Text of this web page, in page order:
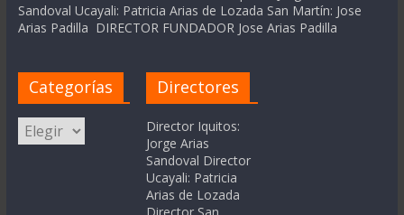
Sandoval Ucayali: Patricia Arias de Lozada San Martín: Jose
Arias Padilla DIRECTOR FUNDADOR Jose Arias Padilla
Categorías
Categorías
Directores
Director Iquitos:
Jorge Arias
Sandoval Director
Ucayali: Patricia
Arias de Lozada